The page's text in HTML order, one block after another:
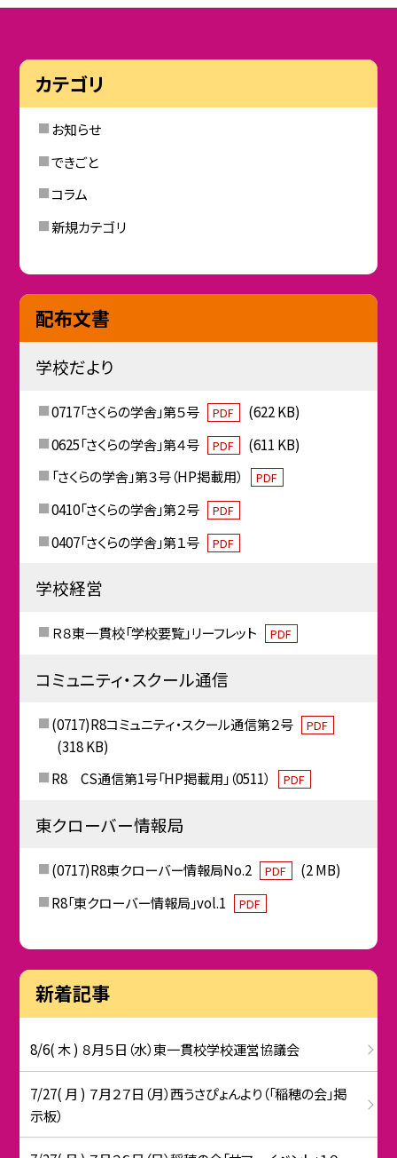
カテゴリ
お知らせ
できごと
コラム
新規カテゴリ
配布文書
学校だより
0717「さくらの学舎」第５号 PDF
(622 KB)
0625「さくらの学舎」第４号
PDF
(611 KB)
「さくらの学舎」第３号（HP掲載用）
PDF
0410「さくらの学舎」第２号 PDF
0407「さくらの学舎」第１号 PDF
学校経営
Ｒ８東一貫校「学校要覧」リーフレット PDF
コミュニティ・スクール通信
(0717)R8コミュニティ・スクール通信第２号 PDF
(318 KB)
R8 CS通信第1号「HP掲載用」（0511）
PDF
東クローバー情報局
(0717)R8東クローバー情報局No.2 PDF
(2 MB)
R8「東クローバー情報局」vol.1
PDF
新着記事
8/6( 木 ) ８月５日（水）東一貫校学校運営協議会
7/27( 月 ) ７月２７日（月）西うさぴょんより（「稲穂の会」掲
示板）